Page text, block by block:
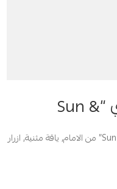
قميص أطفال بيبي ولادي “Sun &
قميص اطفال بيبي ولادي, طباعة “Sun & Waves” من الامام, ياقة مثنية, ازرار